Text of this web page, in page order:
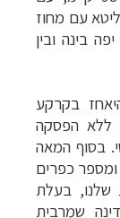
בינה ובין
בקרקע
ללא הפסקה
בסוף המאה
ומספר כפרים
שלנו, בעלת
שמרבית